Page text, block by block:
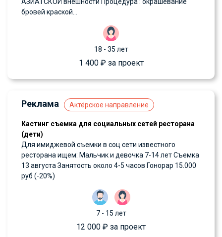
бровей краской...
18 - 35 лет
1 400 ₽ за проект
Реклама Актёрское направление
Кастинг съемка для социальных сетей ресторана
(дети)
Для имиджевой съемки в соц сети известного
ресторана ищем: Мальчик и девочка 7-14 лет Съемка
13 августа Занятость около 4-5 часов Гонорар 15.000
руб (-20%)
7 - 15 лет
12 000 ₽ за проект